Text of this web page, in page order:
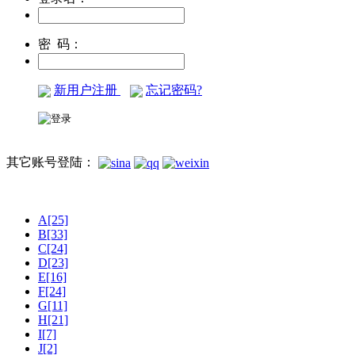
密 码：
新用户注册 忘记密码?
其它账号登陆：
A[25]
B[33]
C[24]
D[23]
E[16]
F[24]
G[11]
H[21]
I[7]
J[2]